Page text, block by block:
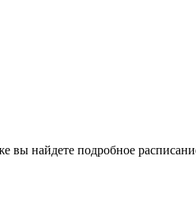
вы найдете подробное